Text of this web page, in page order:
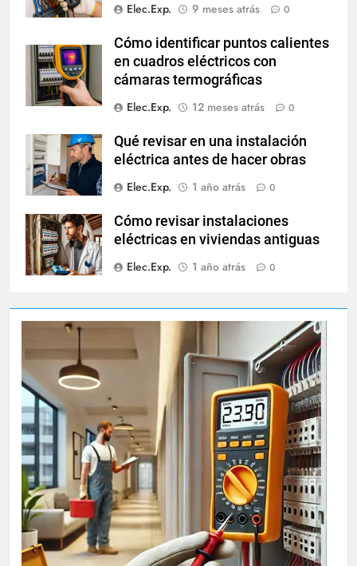
Elec.Exp.
9 meses atrás 0
Cómo identificar puntos calientes
en cuadros eléctricos con
cámaras termográficas
Elec.Exp.
12 meses atrás 0
Qué revisar en una instalación
eléctrica antes de hacer obras
Elec.Exp.
1 año atrás 0
Cómo revisar instalaciones
eléctricas en viviendas antiguas
Elec.Exp.
1 año atrás 0